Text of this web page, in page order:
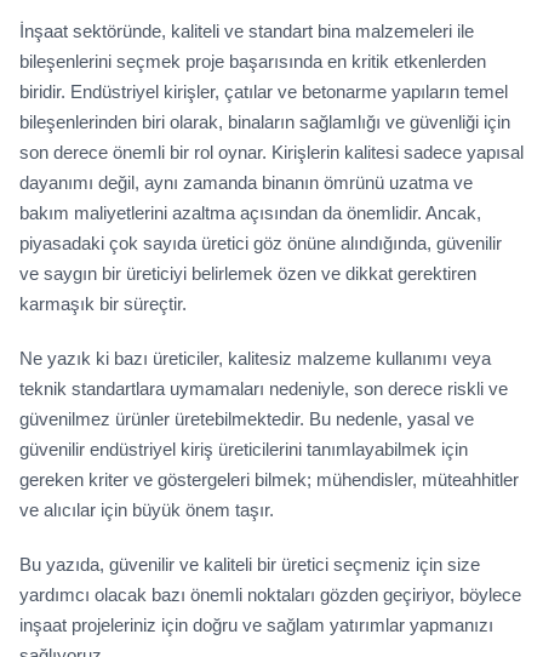
İnşaat sektöründe, kaliteli ve standart bina malzemeleri ile
bileşenlerini seçmek proje başarısında en kritik etkenlerden
biridir. Endüstriyel kirişler, çatılar ve betonarme yapıların temel
bileşenlerinden biri olarak, binaların sağlamlığı ve güvenliği için
son derece önemli bir rol oynar. Kirişlerin kalitesi sadece yapısal
dayanımı değil, aynı zamanda binanın ömrünü uzatma ve
bakım maliyetlerini azaltma açısından da önemlidir. Ancak,
piyasadaki çok sayıda üretici göz önüne alındığında, güvenilir
ve saygın bir üreticiyi belirlemek özen ve dikkat gerektiren
karmaşık bir süreçtir.
Ne yazık ki bazı üreticiler, kalitesiz malzeme kullanımı veya
teknik standartlara uymamaları nedeniyle, son derece riskli ve
güvenilmez ürünler üretebilmektedir. Bu nedenle, yasal ve
güvenilir endüstriyel kiriş üreticilerini tanımlayabilmek için
gereken kriter ve göstergeleri bilmek; mühendisler, müteahhitler
ve alıcılar için büyük önem taşır.
Bu yazıda, güvenilir ve kaliteli bir üretici seçmeniz için size
yardımcı olacak bazı önemli noktaları gözden geçiriyor, böylece
inşaat projeleriniz için doğru ve sağlam yatırımlar yapmanızı